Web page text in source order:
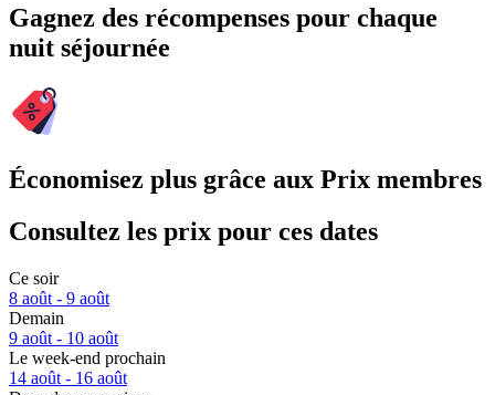
Gagnez des récompenses pour chaque
nuit séjournée
Économisez plus grâce aux Prix membres
Consultez les prix pour ces dates
Ce soir
8 août - 9 août
Demain
9 août - 10 août
Le week-end prochain
14 août - 16 août